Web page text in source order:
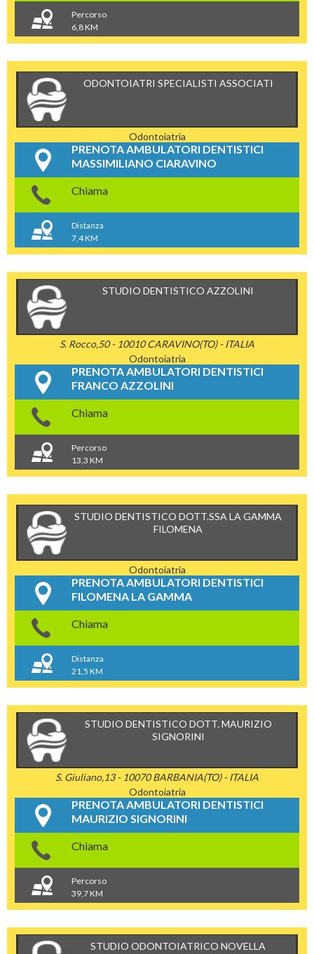
Percorso
6,8 KM
ODONTOIATRI SPECIALISTI ASSOCIATI
Odontoiatria
PRENOTA AMBULATORI DENTISTICI
MASSIMILIANO CIARAVINO
Chiama
Distanza
7,4 KM
STUDIO DENTISTICO AZZOLINI
S. Rocco,50 - 10010 CARAVINO(TO) - ITALIA
Odontoiatria
PRENOTA AMBULATORI DENTISTICI
FRANCO AZZOLINI
Chiama
Percorso
13,3 KM
STUDIO DENTISTICO DOTT.SSA LA GAMMA
FILOMENA
Odontoiatria
PRENOTA AMBULATORI DENTISTICI
FILOMENA LA GAMMA
Chiama
Distanza
21,5 KM
STUDIO DENTISTICO DOTT. MAURIZIO
SIGNORINI
S. Giuliano,13 - 10070 BARBANIA(TO) - ITALIA
Odontoiatria
PRENOTA AMBULATORI DENTISTICI
MAURIZIO SIGNORINI
Chiama
Percorso
39,7 KM
STUDIO ODONTOIATRICO NOVELLA